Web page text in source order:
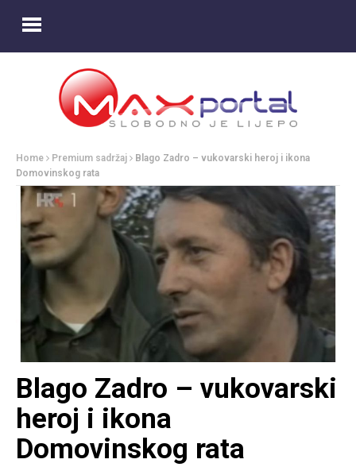
Home Premium sadržaj
Blago Zadro – vukovarski heroj i ikona
Domovinskog rata
Blago Zadro – vukovarski
heroj i ikona
Domovinskog rata